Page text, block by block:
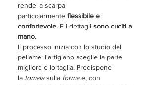
rende la scarpa
particolarmente flessibile e
confortevole. E i dettagli sono cuciti a
mano.
Il processo inizia con lo studio del
pellame: l'artigiano sceglie la parte
migliore e lo taglia. Predispone
la tomaiasulla formae, con